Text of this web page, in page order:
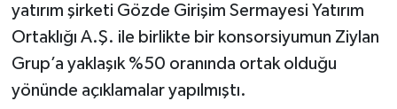
yatırım şirketi Gözde Girişim Sermayesi Yatırım
Ortaklığı A.Ş. ile birlikte bir konsorsiyumun Ziylan
Grup’a yaklaşık %50 oranında ortak olduğu
yönünde açıklamalar yapılmıştı.